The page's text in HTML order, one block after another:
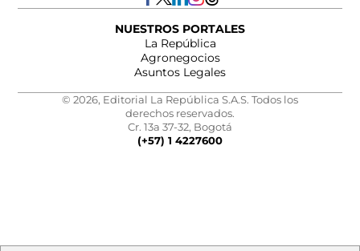
NUESTROS PORTALES
La República
Agronegocios
Asuntos Legales
© 2026, Editorial La República S.A.S. Todos los
derechos reservados.
Cr. 13a 37-32, Bogotá
(+57) 1 4227600